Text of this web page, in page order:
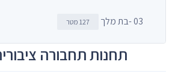
03 -בת מלך 127 מטר
תחנות תחבורה